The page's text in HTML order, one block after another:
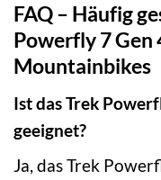
FAQ – Häufig
Powerfly 7 Gen
Mountainbikes
Ist das Trek
geeignet?
Ja, das Trek